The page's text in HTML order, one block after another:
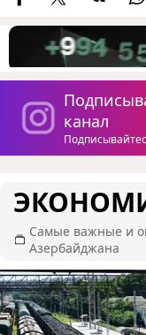
канал
Самые важные и
Азербайджана